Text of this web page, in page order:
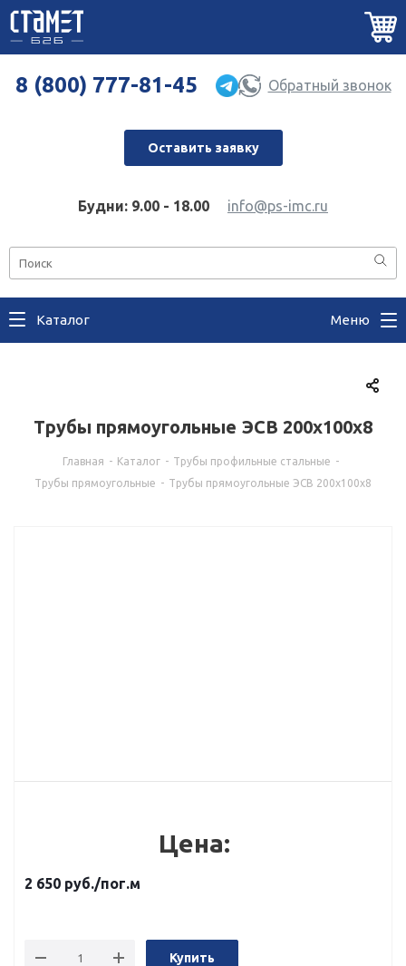
8 (800) 777-81-45 Обратный звонок
Оставить заявку
Будни: 9.00 - 18.00 info@ps-imc.ru
Каталог Меню
Трубы прямоугольные ЭСВ 200х100х8
Главная - Каталог - Трубы профильные стальные -
Трубы прямоугольные - Трубы прямоугольные ЭСВ 200х100х8
Цена:
2 650 руб./пог.м
Купить